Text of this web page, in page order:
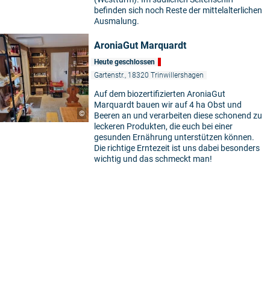
befinden sich noch Reste der mittelalterlichen
Ausmalung.
©
AroniaGut Marquardt
Heute geschlossen
Gartenstr., 18320 Trinwillershagen
Auf dem biozertifizierten AroniaGut
Marquardt bauen wir auf 4 ha Obst und
Beeren an und verarbeiten diese schonend zu
leckeren Produkten, die euch bei einer
gesunden Ernährung unterstützen können.
Die richtige Erntezeit ist uns dabei besonders
wichtig und das schmeckt man!